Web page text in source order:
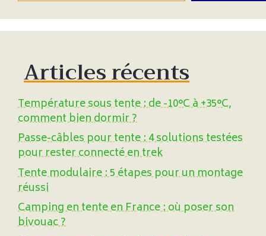
Articles récents
Température sous tente : de -10°C à +35°C,
comment bien dormir ?
Passe-câbles pour tente : 4 solutions testées
pour rester connecté en trek
Tente modulaire : 5 étapes pour un montage
réussi
Camping en tente en France : où poser son
bivouac ?